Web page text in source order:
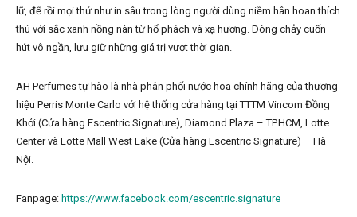
lữ, để rồi mọi thứ như in sâu trong lòng người dùng niềm hân hoan thích
thú với sắc xanh nồng nàn từ hổ phách và xạ hương. Dòng chảy cuốn
hút vô ngần, lưu giữ những giá trị vượt thời gian.
AH Perfumes tự hào là nhà phân phối nước hoa chính hãng của thương
hiệu Perris Monte Carlo với hệ thống cửa hàng tại TTTM Vincom Đồng
Khởi (Cửa hàng Escentric Signature), Diamond Plaza – TP.HCM, Lotte
Center và Lotte Mall West Lake (Cửa hàng Escentric Signature) – Hà
Nội.
Fanpage: https://www.facebook.com/escentric.signature